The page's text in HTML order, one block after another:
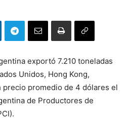
exportó 7.210 toneladas
Unidos, Hong Kong,
precio promedio de 4 dólares el
de Productores de